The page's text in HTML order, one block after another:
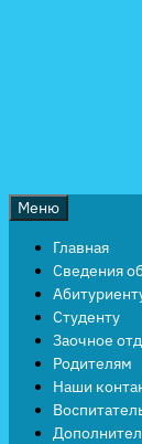
Меню
Главная
Сведения
Студенту
Заочное
Родителям
Наши